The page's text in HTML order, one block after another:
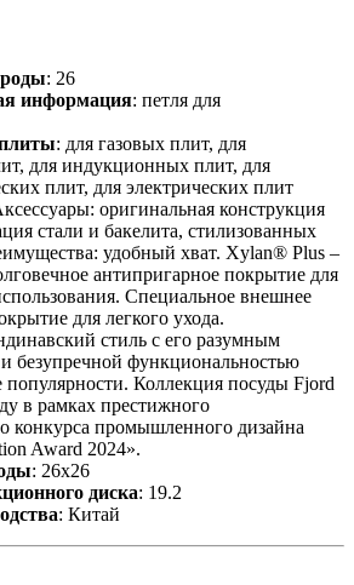
: 26
информация: петля для
: для газовых плит, для
для индукционных плит, для
плит, для электрических плит
оригинальная конструкция
стали и бакелита, стилизованных
удобный хват. Xylan® Plus –
антипригарное покрытие для
Специальное внешнее
для легкого ухода.
стиль с его разумным
безупречной функциональностью
популярности. Коллекция посуды Fjord
в рамках престижного
конкурса промышленного дизайна
Award 2024».
: 26х26
диска: 19.2
: Китай